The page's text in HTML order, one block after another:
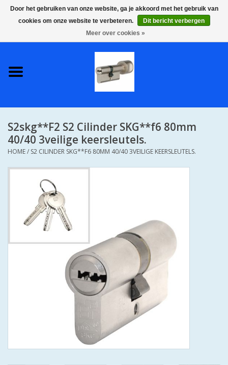
0 Artikelen - €0,00
S2 COMPLETE VEILIGE
SKG**
IEDERE GEWENSTE MAAT MET
GEWONE GENUMMERDE
SLEUTELS SKG**
S2 CILINDERSLOTEN IN IEDERE
(GAATJES)VEILIGE
GENUMMERDE SLEUTELS
ANTIKERNTREK ZWART IN
IEDERE GEWENSTE MAAT MET
S2skg**F2 S2 Cilinder SKG**f6 80mm
40/40 3veilige keersleutels.
HOME/ S2 CILINDER SKG**F6 80MM 40/40 3VEILIGE KEERSLEUTELS.
Door het gebruiken van onze website, ga je akkoord met het gebruik van
cookies om onze website te verbeteren.
Dit bericht verbergen
Meer over cookies »